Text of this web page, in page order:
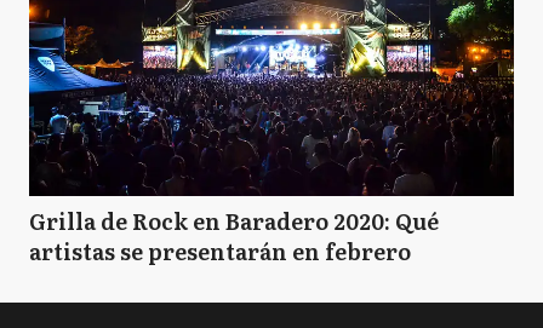
Grilla de Rock en Baradero 2020: Qué
artistas se presentarán en febrero